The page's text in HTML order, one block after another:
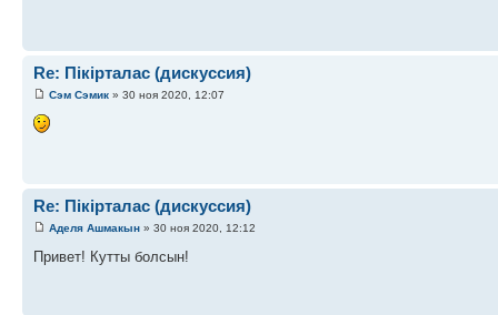
Re: Пікірталас (дискуссия)
Сэм Сэмик » 30 ноя 2020, 12:07
Re: Пікірталас (дискуссия)
Аделя Ашмакын » 30 ноя 2020, 12:12
Привет! Кутты болсын!